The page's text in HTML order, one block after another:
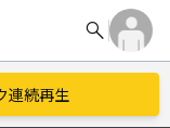
search
連続再生